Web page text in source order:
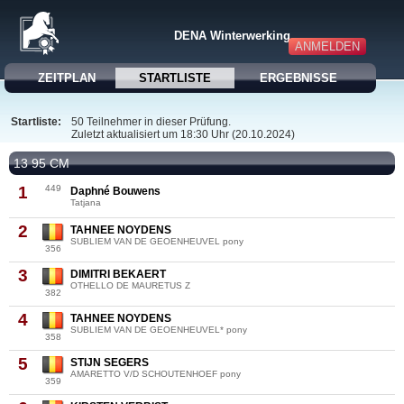
ANMELDEN
DENA Winterwerking
ZEITPLAN STARTLISTE ERGEBNISSE
Startliste:
50 Teilnehmer in dieser Prüfung.
Zuletzt aktualisiert um 18:30 Uhr (20.10.2024)
13 95 CM
1 449 Daphné Bouwens
Tatjana
2
356
TAHNEE NOYDENS
SUBLIEM VAN DE GEOENHEUVEL pony
3
382
DIMITRI BEKAERT
OTHELLO DE MAURETUS Z
4
358
TAHNEE NOYDENS
SUBLIEM VAN DE GEOENHEUVEL* pony
5
359
STIJN SEGERS
AMARETTO V/D SCHOUTENHOEF pony